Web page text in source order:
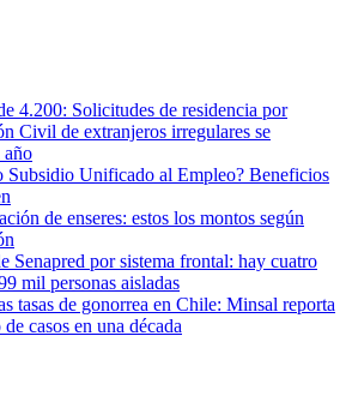
4.200: Solicitudes de residencia por
Civil de extranjeros irregulares se
año
Subsidio Unificado al Empleo? Beneficios
de enseres: estos los montos según
Senapred por sistema frontal: hay cuatro
mil personas aisladas
tasas de gonorrea en Chile: Minsal reporta
casos en una década